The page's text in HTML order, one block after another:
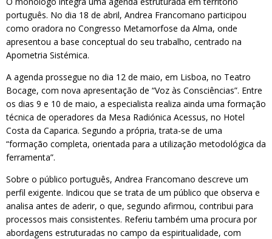
português. No dia 18 de abril, Andrea Francomano participou
como oradora no Congresso Metamorfose da Alma, onde
apresentou a base conceptual do seu trabalho, centrado na
Apometria Sistémica.
A agenda prossegue no dia 12 de maio, em Lisboa, no Teatro
Bocage, com nova apresentação de “Voz às Consciências”. Entre
os dias 9 e 10 de maio, a especialista realiza ainda uma formação
técnica de operadores da Mesa Radiónica Acessus, no Hotel
Costa da Caparica. Segundo a própria, trata-se de uma
“formação completa, orientada para a utilização metodológica da
ferramenta”.
Sobre o público português, Andrea Francomano descreve um
perfil exigente. Indicou que se trata de um público que observa e
analisa antes de aderir, o que, segundo afirmou, contribui para
processos mais consistentes. Referiu também uma procura por
abordagens estruturadas no campo da espiritualidade, com